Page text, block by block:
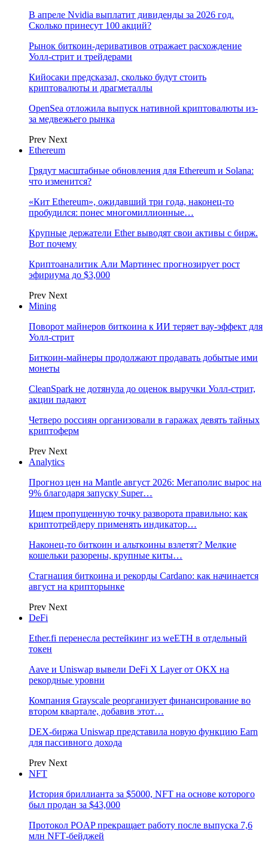
В апреле Nvidia выплатит дивиденды за 2026 год.
Сколько принесут 100 акций?
Рынок биткоин-деривативов отражает расхождение
Уолл-стрит и трейдерами
Кийосаки предсказал, сколько будут стоить
криптовалюты и драгметаллы
OpenSea отложила выпуск нативной криптовалюты из-
за медвежьего рынка
Prev Next
Ethereum
Грядут масштабные обновления для Ethereum и Solana:
что изменится?
«Кит Ethereum», ожидавший три года, наконец-то
пробудился: понес многомиллионные…
Крупные держатели Ether выводят свои активы с бирж.
Вот почему
Криптоаналитик Али Мартинес прогнозирует рост
эфириума до $3,000
Prev Next
Mining
Поворот майнеров биткоина к ИИ теряет вау-эффект для
Уолл-стрит
Биткоин-майнеры продолжают продавать добытые ими
монеты
CleanSpark не дотянула до оценок выручки Уолл-стрит,
акции падают
Четверо россиян организовали в гаражах девять тайных
криптоферм
Prev Next
Analytics
Прогноз цен на Mantle август 2026: Мегаполис вырос на
9% благодаря запуску Super…
Ищем пропущенную точку разворота правильно: как
криптотрейдеру применять индикатор…
Наконец-то биткоин и альткоины взлетят? Мелкие
кошельки разорены, крупные киты…
Стагнация биткоина и рекорды Cardano: как начинается
август на крипторынке
Prev Next
DeFi
Ether.fi перенесла рестейкинг из weETH в отдельный
токен
Aave и Uniswap вывели DeFi X Layer от OKX на
рекордные уровни
Компания Grayscale реорганизует финансирование во
втором квартале, добавив этот…
DEX-биржа Uniswap представила новую функцию Earn
для пассивного дохода
Prev Next
NFT
История бриллианта за $5000, NFT на основе которого
был продан за $43,000
Протокол POAP прекращает работу после выпуска 7,6
млн NFT‑бейджей